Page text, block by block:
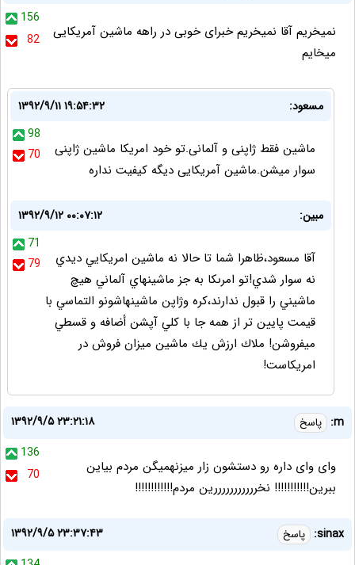
156
82
نمیخریم آقا نمیخریم خبرای خوبی در راهه ماشین آمریکایی
میخایم
مسعود:
۱۳۹۲/۹/۱۱ ۱۹:۵۴:۳۲
98
70
ماشین فقط ژاپنی و آلمانی.تو خود امریکا ماشین ژاپنی
سوار میشن.ماشین آمریکایی دیگه کیفیت نداره
مبين:
۱۳۹۲/۹/۱۲ ۰۰:۰۷:۱۲
71
79
آقا مسعود،ظاهرا شما تا حالا نه ماشين امريكايي ديدي
نه سوار شدي!تو امرىكا به جز ماشينهاي آلماني هيچ
ماشيني را قبول ندارند،كره وژاپن ماشينهاشونو التماسي با
قيمت پايين تر از همه جا با كلي آپشن أضافه و قسطي
ميفروشن! ملاك ارزش يك ماشين ميزان فروش در
امريكاست!
m: پاسخ
۱۳۹۲/۹/۵ ۲۳:۲۱:۱۸
136
70
وای وای داره رو دستشون زار میزنهمیگن مردم بیاین
ببرین!!!!!!!!!!! نخرررررررررررین مردم!!!!!!!!!!!!
sinax: پاسخ
۱۳۹۲/۹/۵ ۲۳:۳۷:۴۳